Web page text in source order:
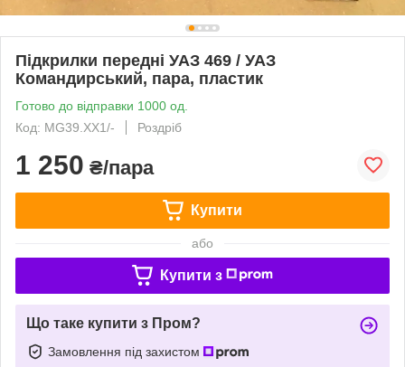
Підкрилки передні УАЗ 469 / УАЗ
Командирський, пара, пластик
Готово до відправки 1000 од.
Код: MG39.XX1/-
Роздріб
1 250 ₴/пара
Купити
або
Купити з
Що таке купити з Пром?
Замовлення під захистом